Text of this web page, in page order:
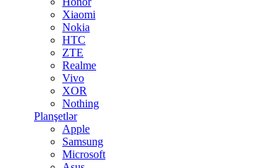
Xiaomi
Nokia
HTC
ZTE
Realme
Vivo
XOR
Nothing
Planşetlər
Apple
Samsung
Microsoft